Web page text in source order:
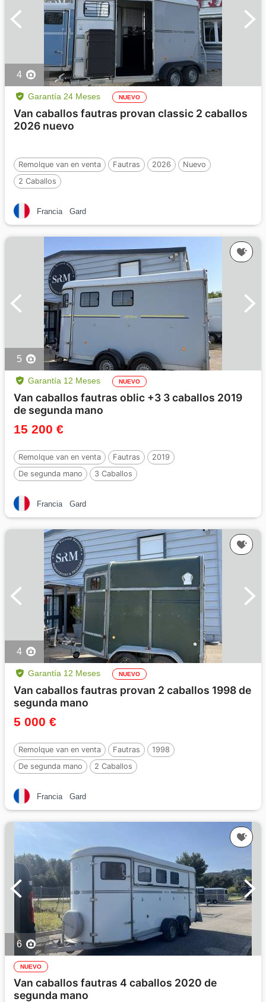
4
Garantía 24 Meses NUEVO
Van caballos fautras provan classic 2 caballos
2026 nuevo
Remolque van en venta Fautras 2026
Nuevo
2 Caballos
Francia Gard
5
Garantía 12 Meses NUEVO
Van caballos fautras oblic +3 3 caballos 2019
de segunda mano
15 200 €
Remolque van en venta Fautras
2019
De segunda mano
3 Caballos
Francia Gard
4
Garantía 12 Meses NUEVO
Van caballos fautras provan 2 caballos 1998 de
segunda mano
5 000 €
Remolque van en venta Fautras
1998
De segunda mano
2 Caballos
Francia Gard
6
NUEVO
Van caballos fautras 4 caballos 2020 de
segunda mano